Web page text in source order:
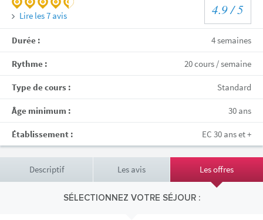
4.9/ 5
Lire les7 avis
Durée : 4 semaines
Rythme : 20 cours / semaine
Type de cours : Standard
Âge minimum : 30 ans
Établissement : EC 30 ans et +
Descriptif Les avis Les offres
SÉLECTIONNEZ VOTRE SÉJOUR :